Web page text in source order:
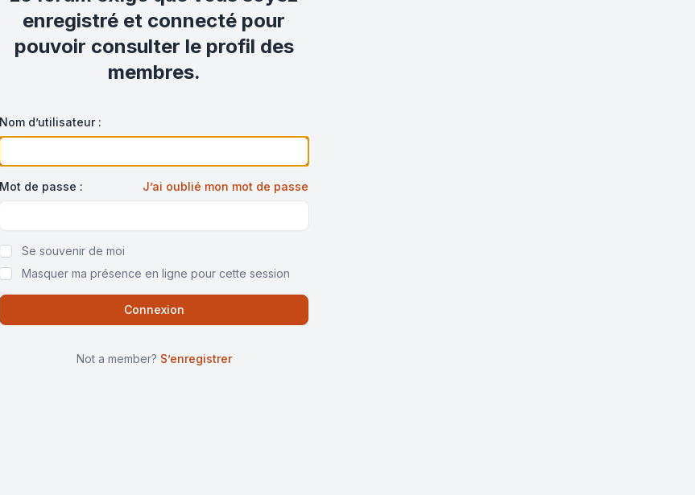
enregistré et connecté pour
pouvoir consulter le profil des
membres.
Nom d’utilisateur :
Mot de passe : J’ai oublié mon mot de passe
Se souvenir de moi
Masquer ma présence en ligne pour cette session
Not a member? S’enregistrer